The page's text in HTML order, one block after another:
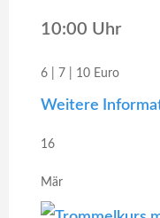
10:00 Uhr
6 | 7 | 10 Euro
Weitere
16
Mär